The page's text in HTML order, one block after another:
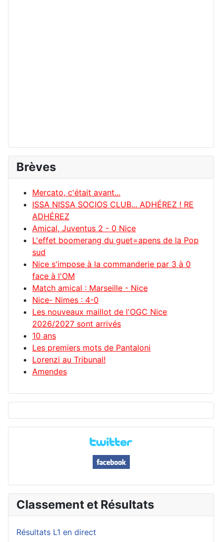
Brèves
Mercato, c'était avant...
ISSA NISSA SOCIOS CLUB... ADHÉREZ ! RE
ADHÉREZ
Amical, Juventus 2 - 0 Nice
L'effet boomerang du guet=apens de la Pop
sud
Nice s'impose à la commanderie par 3 à 0
face à l'OM
Match amical : Marseille - Nice
Nice- Nimes : 4-0
Les nouveaux maillot de l'OGC Nice
2026/2027 sont arrivés
10 ans
Les premiers mots de Pantaloni
Lorenzi au Tribunal!
Amendes
Classement et Résultats
Résultats L1 en direct